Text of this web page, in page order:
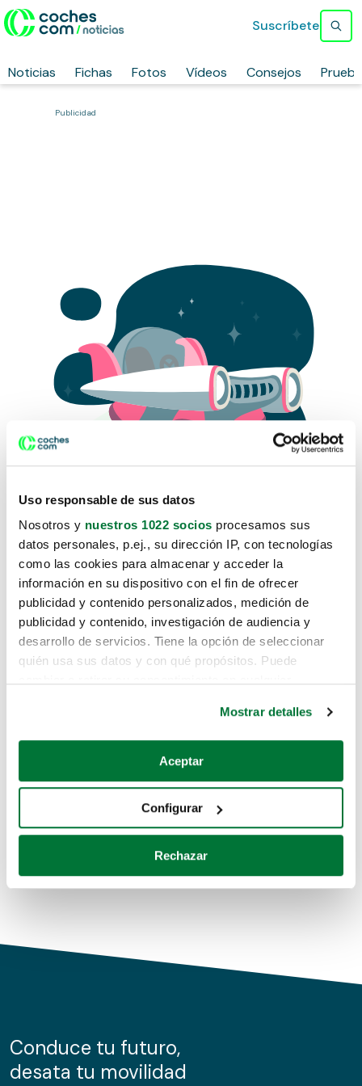
Uso responsable de sus datos
Nosotros y nuestros 1022 socios procesamos sus
datos personales, p.ej., su dirección IP, con tecnologías
como las cookies para almacenar y acceder la
información en su dispositivo con el fin de ofrecer
publicidad y contenido personalizados, medición de
publicidad y contenido, investigación de audiencia y
desarrollo de servicios. Tiene la opción de seleccionar
quién usa sus datos y con qué propósitos. Puede
Si lo permite, también quisiéramos:
Recopilar información sobre su ubicación geográfica
Identificar su dispositivo analizándolo activamente
para buscar características específicas (huellas
Obtenga más información sobre cómo se procesan sus
de cookies.
información sobre el uso que haga del sitio web con
nuestros partners de redes sociales, publicidad y análisis
Mostrar detalles
Aceptar
Configurar
Rechazar
Noticias Fichas Fotos Vídeos Consejos
Suscríbete
Publicidad
Lo sentimos, no sabemos como
te hemos traido hasta aquí.
Pero puedes encontrar el coche que estás
buscando en alguno de estos enlaces:
Coches de segunda mano
Coches de km0
Conduce tu futuro,
desata tu movilidad